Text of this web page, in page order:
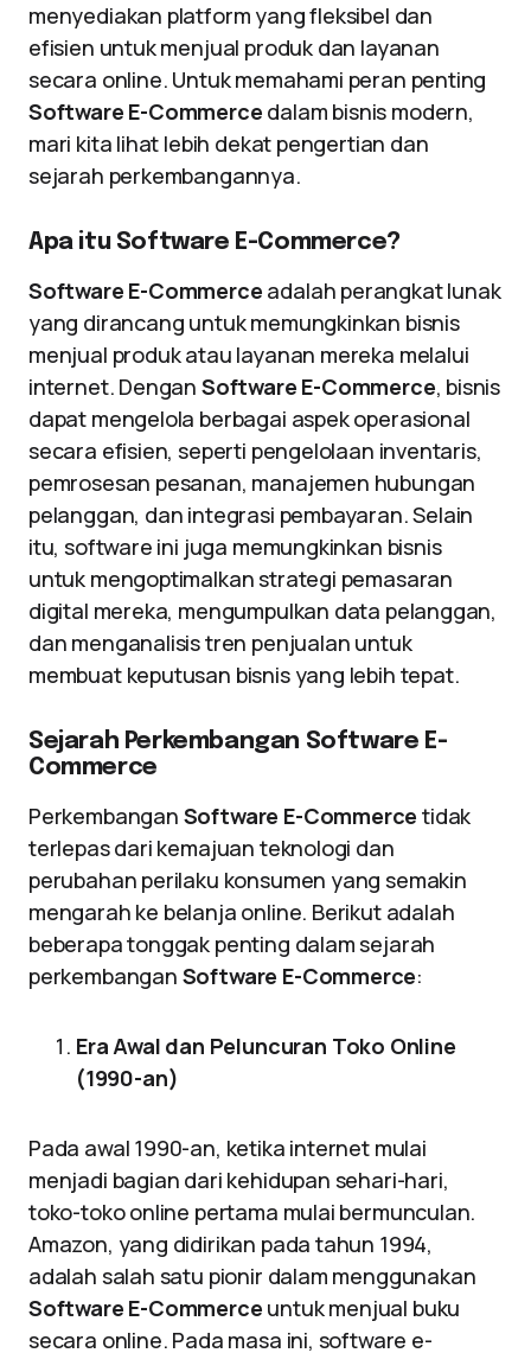
menyediakan platform yang fleksibel dan
efisien untuk menjual produk dan layanan
secara online. Untuk memahami peran penting
Software E-Commerce dalam bisnis modern,
mari kita lihat lebih dekat pengertian dan
sejarah perkembangannya.
Apa itu Software E-Commerce?
Software E-Commerce adalah perangkat lunak
yang dirancang untuk memungkinkan bisnis
menjual produk atau layanan mereka melalui
internet. Dengan Software E-Commerce, bisnis
dapat mengelola berbagai aspek operasional
secara efisien, seperti pengelolaan inventaris,
pemrosesan pesanan, manajemen hubungan
pelanggan, dan integrasi pembayaran. Selain
itu, software ini juga memungkinkan bisnis
untuk mengoptimalkan strategi pemasaran
digital mereka, mengumpulkan data pelanggan,
dan menganalisis tren penjualan untuk
membuat keputusan bisnis yang lebih tepat.
Sejarah Perkembangan Software E-
Commerce
Perkembangan Software E-Commerce tidak
terlepas dari kemajuan teknologi dan
perubahan perilaku konsumen yang semakin
mengarah ke belanja online. Berikut adalah
beberapa tonggak penting dalam sejarah
perkembangan Software E-Commerce:
Era Awal dan Peluncuran Toko Online
(1990-an)
Pada awal 1990-an, ketika internet mulai
menjadi bagian dari kehidupan sehari-hari,
toko-toko online pertama mulai bermunculan.
Amazon, yang didirikan pada tahun 1994,
adalah salah satu pionir dalam menggunakan
Software E-Commerce untuk menjual buku
secara online. Pada masa ini, software e-